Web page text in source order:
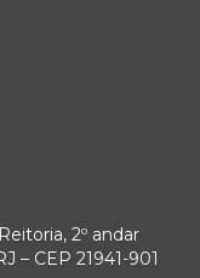
2º andar
– CEP 21941-901